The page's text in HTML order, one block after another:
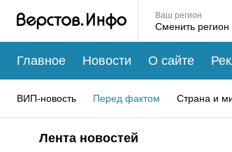
Ваш регион
Главное Новости О сайте
ВИП-новость Перед фактом Страна и
Лента новостей